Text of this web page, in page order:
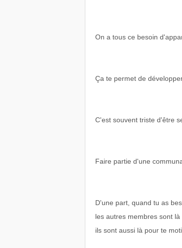
On a tous ce besoin
Ça te permet de
C'est souvent triste d'être
Faire partie d'une
D'une part, quand tu as
les autres membres sont là
ils sont aussi là pour te